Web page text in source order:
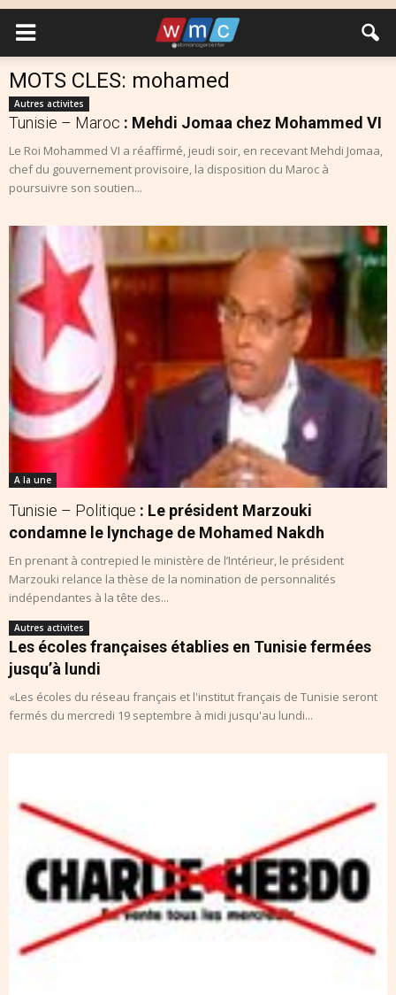
MOTS CLES: mohamed
Autres activites
Tunisie – Maroc : Mehdi Jomaa chez Mohammed VI
Le Roi Mohammed VI a réaffirmé, jeudi soir, en recevant Mehdi Jomaa,
chef du gouvernement provisoire, la disposition du Maroc à
poursuivre son soutien...
A la une
Tunisie – Politique : Le président Marzouki
condamne le lynchage de Mohamed Nakdh
En prenant à contrepied le ministère de l’Intérieur, le président
Marzouki relance la thèse de la nomination de personnalités
indépendantes à la tête des...
Autres activites
Les écoles françaises établies en Tunisie fermées
jusqu’à lundi
«Les écoles du réseau français et l'institut français de Tunisie seront
fermés du mercredi 19 septembre à midi jusqu'au lundi...